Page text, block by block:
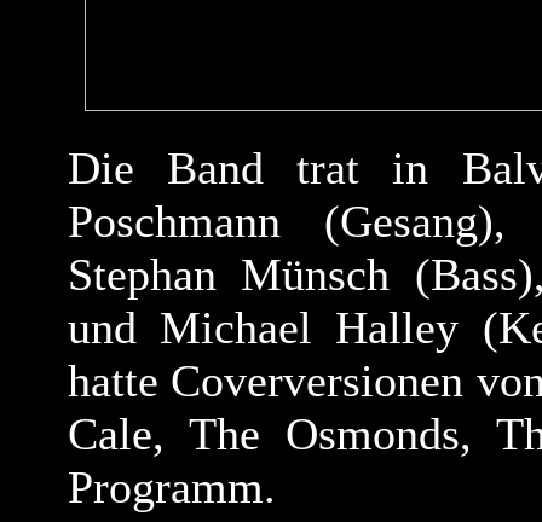
Die Band trat in
Poschmann
Stephan Münsch
und Michael Halley
hatte Coverversionen
Cale, The Osmonds,
Programm.